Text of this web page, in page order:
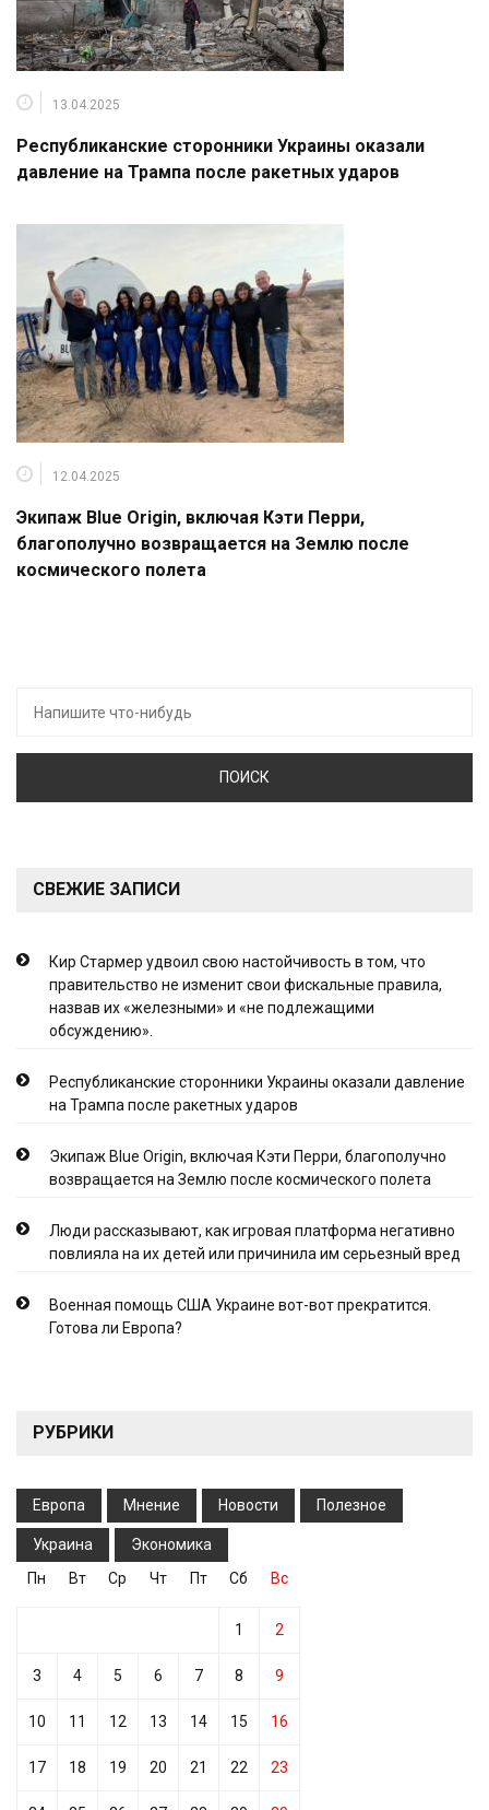
13.04.2025
Республиканские сторонники Украины оказали
давление на Трампа после ракетных ударов
12.04.2025
Экипаж Blue Origin, включая Кэти Перри,
благополучно возвращается на Землю после
космического полета
СВЕЖИЕ ЗАПИСИ
Кир Стармер удвоил свою настойчивость в том, что
правительство не изменит свои фискальные правила,
назвав их «железными» и «не подлежащими
обсуждению».
Республиканские сторонники Украины оказали давление
на Трампа после ракетных ударов
Экипаж Blue Origin, включая Кэти Перри, благополучно
возвращается на Землю после космического полета
Люди рассказывают, как игровая платформа негативно
повлияла на их детей или причинила им серьезный вред
Военная помощь США Украине вот-вот прекратится.
Готова ли Европа?
РУБРИКИ
Европа Мнение Новости Полезное
Украина
Экономика
Пн
Вт Ср Чт Пт Сб Вс
1 2
3 4 5 6 7 8 9
10 11 12 13 14 15 16
17 18 19 20 21 22 23